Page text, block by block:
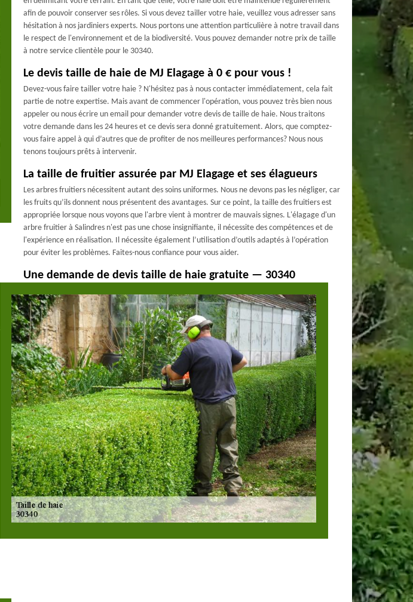
afin de pouvoir conserver ses rôles. Si vous devez tailler votre haie, veuillez vous adresser sans
hésitation à nos jardiniers experts. Nous portons une attention particulière à notre travail dans
le respect de l'environnement et de la biodiversité. Vous pouvez demander notre prix de taille
à notre service clientèle pour le 30340.
Le devis taille de haie de MJ Elagage à 0 € pour vous !
Devez-vous faire tailler votre haie ? N'hésitez pas à nous contacter immédiatement, cela fait
partie de notre expertise. Mais avant de commencer l'opération, vous pouvez très bien nous
appeler ou nous écrire un email pour demander votre devis de taille de haie. Nous traitons
votre demande dans les 24 heures et ce devis sera donné gratuitement. Alors, que comptez-
vous faire appel à qui d’autres que de profiter de nos meilleures performances? Nous nous
tenons toujours prêts à intervenir.
La taille de fruitier assurée par MJ Elagage et ses élagueurs
Les arbres fruitiers nécessitent autant des soins uniformes. Nous ne devons pas les négliger, car
les fruits qu’ils donnent nous présentent des avantages. Sur ce point, la taille des fruitiers est
appropriée lorsque nous voyons que l'arbre vient à montrer de mauvais signes. L'élagage d'un
arbre fruitier à Salindres n'est pas une chose insignifiante, il nécessite des compétences et de
l'expérience en réalisation. Il nécessite également l’utilisation d’outils adaptés à l’opération
pour éviter les problèmes. Faites-nous confiance pour vous aider.
Une demande de devis taille de haie gratuite — 30340